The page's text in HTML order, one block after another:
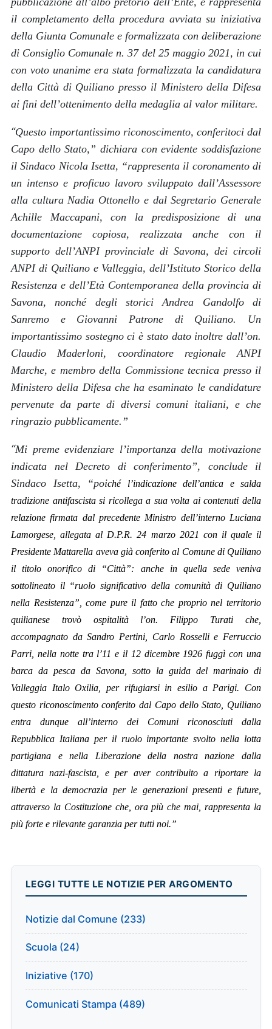
il completamento della procedura avviata su iniziativa
della Giunta Comunale e formalizzata con deliberazione
di Consiglio Comunale n. 37 del 25 maggio 2021, in cui
con voto unanime era stata formalizzata la candidatura
della Città di Quiliano presso il Ministero della Difesa
ai fini dell’ottenimento della medaglia al valor militare.
“Questo importantissimo riconoscimento, conferitoci dal
Capo dello Stato,” dichiara con evidente soddisfazione
il Sindaco Nicola Isetta, “rappresenta il coronamento di
un intenso e proficuo lavoro sviluppato dall’Assessore
alla cultura Nadia Ottonello e dal Segretario Generale
Achille Maccapani, con la predisposizione di una
documentazione copiosa, realizzata anche con il
supporto dell’ANPI provinciale di Savona, dei circoli
ANPI di Quiliano e Valleggia, dell’Istituto Storico della
Resistenza e dell’Età Contemporanea della provincia di
Savona, nonché degli storici Andrea Gandolfo di
Sanremo e Giovanni Patrone di Quiliano. Un
importantissimo sostegno ci è stato dato inoltre dall’on.
Claudio Maderloni, coordinatore regionale ANPI
Marche, e membro della Commissione tecnica presso il
Ministero della Difesa che ha esaminato le candidature
pervenute da parte di diversi comuni italiani, e che
ringrazio pubblicamente.”
“Mi preme evidenziare l’importanza della motivazione
indicata nel Decreto di conferimento”, conclude il
Sindaco Isetta, “poiché l’indicazione dell’antica e salda
tradizione antifascista si ricollega a sua volta ai contenuti della
relazione firmata dal precedente Ministro dell’interno Luciana
Lamorgese, allegata al D.P.R. 24 marzo 2021 con il quale il
Presidente Mattarella aveva già conferito al Comune di Quiliano
il titolo onorifico di “Città”: anche in quella sede veniva
sottolineato il “ruolo significativo della comunità di Quiliano
nella Resistenza”, come pure il fatto che proprio nel territorio
quilianese trovò ospitalità l’on. Filippo Turati che,
accompagnato da Sandro Pertini, Carlo Rosselli e Ferruccio
Parri, nella notte tra l’11 e il 12 dicembre 1926 fuggì con una
barca da pesca da Savona, sotto la guida del marinaio di
Valleggia Italo Oxilia, per rifugiarsi in esilio a Parigi. Con
questo riconoscimento conferito dal Capo dello Stato, Quiliano
entra dunque all’interno dei Comuni riconosciuti dalla
Repubblica Italiana per il ruolo importante svolto nella lotta
partigiana e nella Liberazione della nostra nazione dalla
dittatura nazi-fascista, e per aver contribuito a riportare la
libertà e la democrazia per le generazioni presenti e future,
attraverso la Costituzione che, ora più che mai, rappresenta la
più forte e rilevante garanzia per tutti noi.”
LEGGI TUTTE LE NOTIZIE PER ARGOMENTO
Notizie dal Comune (233)
Scuola (24)
Iniziative (170)
Comunicati Stampa (489)